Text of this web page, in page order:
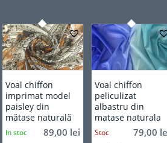
Voal chiffon
imprimat model
paisley din
mătase naturală
89,00 lei
In stoc
Voal chiffon
peliculizat
albastru din
matase naturala
79,00
Stoc